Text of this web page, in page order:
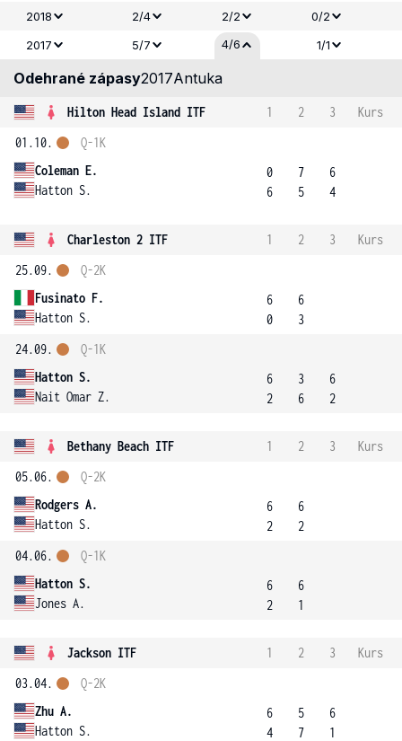
2018 2/4 2/2
0/2
2017
5/7 4/6 1/1
Odehrané zápasy2017Antuka
Hilton Head Island ITF 1 2 3
Kurs
01.10.
Coleman E.
Hatton S.
Q-1K
0
6
7
5
6
4
Charleston 2 ITF 1 2 3
Kurs
25.09.
Fusinato F.
Hatton S.
Q-2K
6
0
6
3
24.09.
Hatton S.
Nait Omar Z.
Q-1K
6
2
3
6
6
2
Bethany Beach ITF 1 2 3
Kurs
05.06.
Rodgers A.
Hatton S.
Q-2K
6
2
6
2
04.06.
Hatton S.
Jones A.
Q-1K
6
2
6
1
Jackson ITF 1 2 3
Kurs
03.04.
Zhu A.
Hatton S.
Q-2K
6
4
5
7
6
1